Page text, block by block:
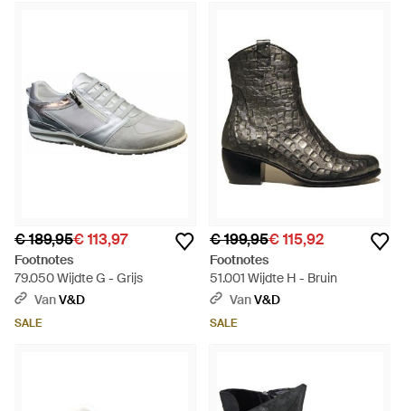
€ 189,95€ 113,97
Footnotes
79.050 Wijdte G - Grijs
VanV&D
SALE
€ 199,95€ 115,92
Footnotes
51.001 Wijdte H - Bruin
VanV&D
SALE